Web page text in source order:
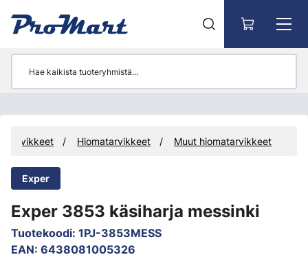
Tarvikkeet Hiomatarvikkeet Muut hiomatarvikkeet
Exper
Exper 3853 käsiharja messinki
Tuotekoodi: 1PJ-3853MESS
EAN: 6438081005326